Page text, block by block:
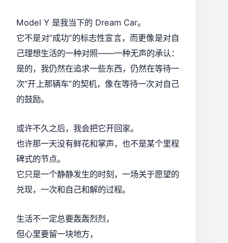
Model Y 是我当下的 Dream Car。
它不是对“成功”的标志性宣言，而更像是对自
己理想生活的一种对照——一种无声的承认：
是的，我仍然在追求一些东西，仍然在等待一
次“开上那辆车”的契机，像在等待一次对自己
的鼓励。
或许不久之后，我会把它开回家。
也许那一天没有鲜花和掌声，也不是某个里程
碑式的节点。
它只是一个静静发生的时刻，一场关于愿望的
兑现，一次和自己和解的过程。
生活不一定总要轰轰烈烈，
但心里要留一块地方，